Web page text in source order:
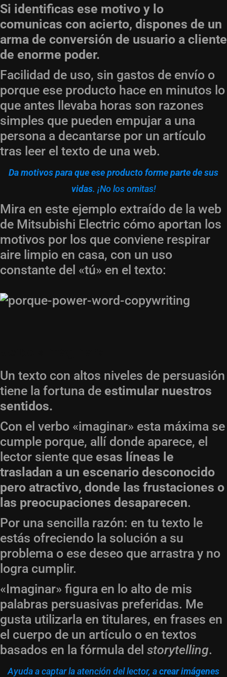
Si identificas ese motivo y lo
comunicas con acierto, dispones de un
arma de conversión de usuario a cliente
de enorme poder.
Facilidad de uso, sin gastos de envío o
porque ese producto hace en minutos lo
que antes llevaba horas son razones
simples que pueden empujar a una
persona a decantarse por un artículo
tras leer el texto de una web.
Da motivos para que ese producto forme parte de sus
vidas. ¡No los omitas!
Mira en este ejemplo extraído de la web
de Mitsubishi Electric cómo aportan los
motivos por los que conviene respirar
aire limpio en casa, con un uso
constante del «tú» en el texto:
Un texto con altos niveles de persuasión
tiene la fortuna de estimular nuestros
sentidos.
Con el verbo «imaginar» esta máxima se
cumple porque, allí donde aparece, el
lector siente que esas líneas le
trasladan a un escenario desconocido
pero atractivo, donde las frustaciones o
las preocupaciones desaparecen.
Por una sencilla razón: en tu texto le
estás ofreciendo la solución a su
problema o ese deseo que arrastra y no
logra cumplir.
«Imaginar» figura en lo alto de mis
palabras persuasivas preferidas. Me
gusta utilizarla en titulares, en frases en
el cuerpo de un artículo o en textos
basados en la fórmula del storytelling.
Ayuda a captar la atención del lector, acrear imágenes